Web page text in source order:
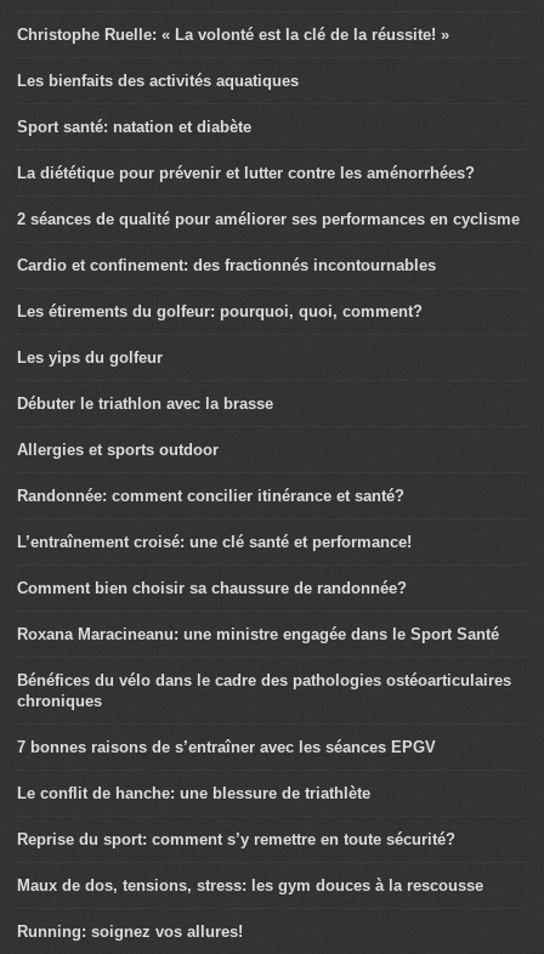
Christophe Ruelle: « La volonté est la clé de la réussite! »
Les bienfaits des activités aquatiques
Sport santé: natation et diabète
La diététique pour prévenir et lutter contre les aménorrhées?
2 séances de qualité pour améliorer ses performances en cyclisme
Cardio et confinement: des fractionnés incontournables
Les étirements du golfeur: pourquoi, quoi, comment?
Les yips du golfeur
Débuter le triathlon avec la brasse
Allergies et sports outdoor
Randonnée: comment concilier itinérance et santé?
L’entraînement croisé: une clé santé et performance!
Comment bien choisir sa chaussure de randonnée?
Roxana Maracineanu: une ministre engagée dans le Sport Santé
Bénéfices du vélo dans le cadre des pathologies ostéoarticulaires
chroniques
7 bonnes raisons de s’entraîner avec les séances EPGV
Le conflit de hanche: une blessure de triathlète
Reprise du sport: comment s’y remettre en toute sécurité?
Maux de dos, tensions, stress: les gym douces à la rescousse
Running: soignez vos allures!